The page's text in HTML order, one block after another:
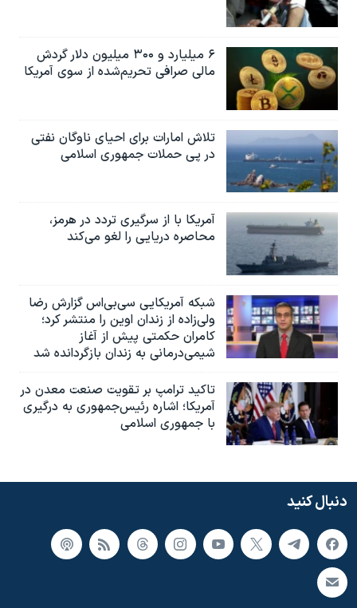
۶ میلیارد و ۳۰۰ میلیون دلار گردش
مالی صرافی تحریم‌شده از سوی آمریکا
تلاش امارات برای احیای ناوگان نفتی
در پی حملات جمهوری اسلامی
آمریکا با از سرگیری تردد در هرمز،
محاصره دریایی را لغو می‌کند
شبکه آمریکایی سی‌بی‌‌اس گزارش رضا
ولی‌زاده از زندان اوین را منتشر کرد؛
کامران حکمتی پیش از آغاز
شیمی‌درمانی به زندان بازگردانده شد
تاکید ترامپ بر تقویت صنعت معدن در
آمریکا؛ اشاره رئیس‌جمهوری به درگیری
با جمهوری اسلامی
دنبال کنید